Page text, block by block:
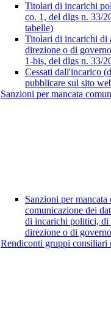
Titolari di incarichi
co. 1, del dlgs n. 33/
tabelle)
Titolari di incarichi di
direzione o di
1-bis, del dlgs n. 33/
Cessati dall'incarico
pubblicare sul sito
Sanzioni per mancata
Sanzioni per mancata
comunicazione dei
di incarichi politici, di
direzione o di governo
Rendiconti gruppi consiliari